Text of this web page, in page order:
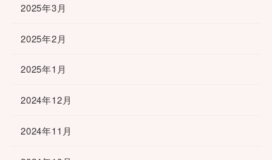
2025年3月
2025年2月
2025年1月
2024年12月
2024年11月